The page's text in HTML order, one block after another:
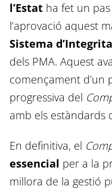
l’Estat ha fet un
l’aprovació aquest
Sistema
dels PMA. Aquest
començament d’un
progressiva del
amb els estàndards
En definitiva, el
essencial per a la
millora de la gestió